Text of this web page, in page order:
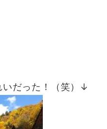
いだった！（笑）↓